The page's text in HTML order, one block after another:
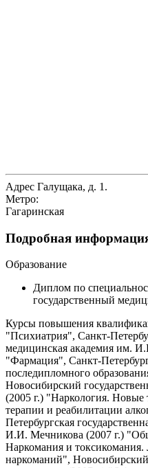
Адрес Галущака, д. 1.
Метро:
Гагаринская
Подробная
Образование
Диплом по
государственный
Курсы повышения
"Психиатрия", Санкт-
медицинская академия им.
"Фармация", Санкт-
последипломного
Новосибирский
(2005 г.) "Наркология. Новые
терапии и реабилитации
Петербургская
И.И. Мечникова (2007 г.)
Наркомания и токсикомания.
наркоманий",